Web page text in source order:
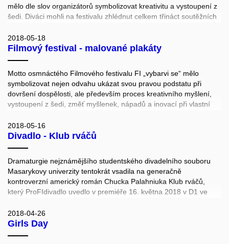
mělo dle slov organizátorů symbolizovat kreativitu a vystoupení z
šedi. Diváci mohli na festivalu zhlédnut celkem třináct soutěžních
univerzity, kteří své snímky tvořili jako součást školních předmětů.
Cenu diváků si odnesl film Nelajkla mi status, porota ocenila film
Návštěvníci mohli filmy zhlédnout v pátek 18. května, a to v
univerzitním kině Scala a na Fakultě informatiky. Na ní se snímky
promítaly hned ve dvou sálech, v jednom z nich s anglickými
titulky.
Kromě soutěžních snímků promítali organizátoři i bonusový
program. Mezi nimi se objevil například studentský snímek 18+ či
dokument o komunitě LGBT Sami za sebe.
https://lemur.mu/informatici-predstavili-sve-snimky-na-filmovem-
festivalu/
2018-05-18
Filmový festival - malované plakáty
Motto osmnáctého Filmového festivalu FI „vybarvi se“ mělo
symbolizovat nejen odvahu ukázat svou pravou podstatu při
dovršení dospělosti, ale především proces kreativního myšlení,
vystoupení z šedi, změť myšlenek, nápadů a inovací při vlastní
A "vybarvit se" mohli nejenom tvůrci filmů, ale i zájemci a
2018-05-16
Divadlo - Klub rváčů
Dramaturgie nejznámějšího studentského divadelního souboru
Masarykovy univerzity tentokrát vsadila na generačně
kontroverzní americký román Chucka Palahniuka Klub rváčů,
který ProFIdivadlo uvedlo v premiéře 16. května 2018 v D1 ve
proběhly 23.5. v univerzitním kině Scala. Režie Zdeněk Filipec a
Pavel Havelka.
2018-04-26
Girls Day